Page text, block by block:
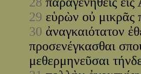
29 εὑρὼν οὐ μικρᾶς
30 ἀναγκαιότατον
προσενέγκασθαι
μεθερμηνεῦσαι